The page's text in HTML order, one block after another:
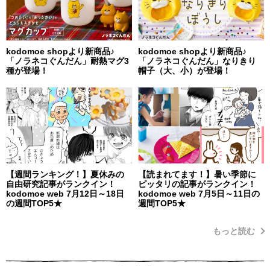
kodomoe shopより新商品♪
「ノラネコぐんだん」耐熱マグ3
種が登場！
kodomoe shopより新商品♪
「ノラネコぐんだん」なりきり
帽子（大、小）が登場！
【週間ランキング！】夏休みの
自由研究記事がランクイン！
kodomoe web 7月12日～18日
の週間TOP5★
【読まれてます！】暑い季節に
ピッタリの記事がランクイン！
kodomoe web 7月5日～11日の
週間TOP5★
もっと読む